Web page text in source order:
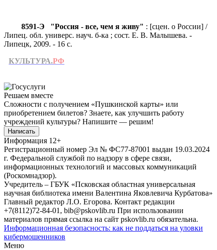
8591-Э "Россия - все, чем я живу" : [сцен. о России] /
Липец. обл. универс. науч. б-ка ; сост. Е. В. Малышева. -
Липецк, 2009. - 16 с.
КУЛЬТУРА.РФ
Решаем вместе
Сложности с получением «Пушкинской карты» или
приобретением билетов? Знаете, как улучшить работу
учреждений культуры? Напишите — решим!
Написать
Информация 12+
Регистрационный номер Эл № ФС77-87001 выдан 19.03.2024
г. Федеральной службой по надзору в сфере связи,
информационных технологий и массовых коммуникаций
(Роскомнадзор).
Учредитель – ГБУК «Псковская областная универсальная
научная библиотека имени Валентина Яковлевича Курбатова»
Главный редактор Л.О. Егорова. Контакт редакции
+7(8112)72-84-01, bib@pskovlib.ru При использовании
материалов прямая ссылка на сайт pskovlib.ru обязательна.
Информационная безопасность: как не поддаться на уловки
кибермошенников
Меню